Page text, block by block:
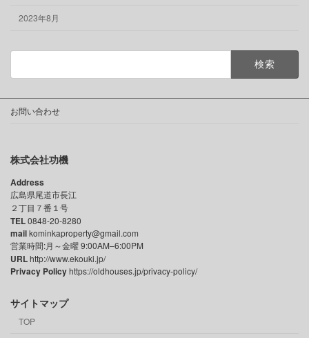
2023年8月
お問い合わせ
株式会社功機
Address
広島県尾道市長江
２丁目７番１号
TEL0848-20-8280
mailkominkaproperty@gmail.com
営業時間:月～金曜 9:00AM–6:00PM
URLhttp://www.ekouki.jp/
Privacy Policyhttps://oldhouses.jp/privacy-policy/
サイトマップ
TOP